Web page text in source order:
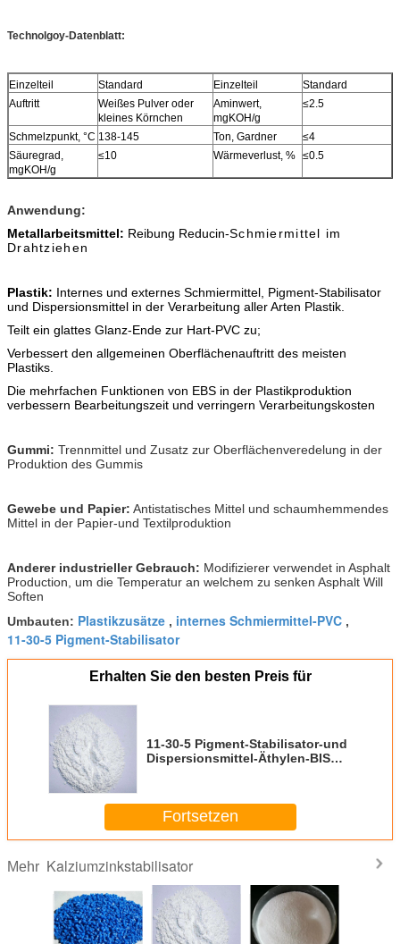
Technolgoy-Datenblatt:
Einzelteil Standard Einzelteil
Standard
Auftritt
Weißes Pulver oder
kleines Körnchen
Aminwert,
mgKOH/g
≤2.5
Schmelzpunkt, °C 138-145 Ton, Gardner
≤4
Säuregrad,
mgKOH/g
≤10 Wärmeverlust, % ≤0.5
Anwendung:
Metallarbeitsmittel: Reibung Reducin-Schmiermittel im
Drahtziehen
Plastik: Internes und externes Schmiermittel, Pigment-Stabilisator
und Dispersionsmittel in der Verarbeitung aller Arten Plastik.
Teilt ein glattes Glanz-Ende zur Hart-PVC zu;
Verbessert den allgemeinen Oberflächenauftritt des meisten
Plastiks.
Die mehrfachen Funktionen von EBS in der Plastikproduktion
verbessern Bearbeitungszeit und verringern Verarbeitungskosten
Gummi: Trennmittel und Zusatz zur Oberflächenveredelung in der
Produktion des Gummis
Gewebe und Papier: Antistatisches Mittel und schaumhemmendes
Mittel in der Papier-und Textilproduktion
Anderer industrieller Gebrauch: Modifizierer verwendet in Asphalt
Production, um die Temperatur an welchem zu senken Asphalt Will
Soften
Umbauten: Plastikzusätze , internes Schmiermittel-PVC ,
11-30-5 Pigment-Stabilisator
Erhalten Sie den besten Preis für
11-30-5 Pigment-Stabilisator-und
Dispersionsmittel-Äthylen-BIS
Fortsetzen
Mehr Kalziumzinkstabilisator